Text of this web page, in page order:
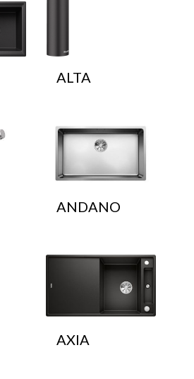
ALTA
ANDANO
AXIA